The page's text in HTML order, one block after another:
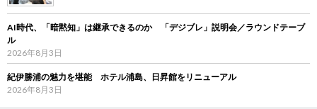
AI時代、「暗黙知」は継承できるのか 「デジブレ」説明会／ラウンドテーブ
ル
2026年8月3日
紀伊勝浦の魅力を堪能 ホテル浦島、日昇館をリニューアル
2026年8月3日